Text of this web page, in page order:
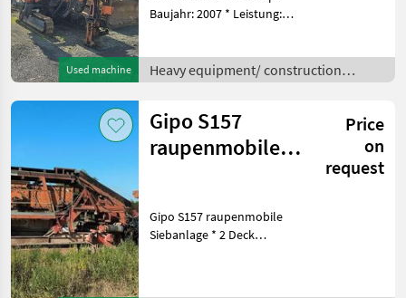
Used machine
Baujahr: 2007 * Leistung:
Heavy equipment/
construction machines
Heavy equipment/ construction
machines /
Gipo S157
raupenmobile
Price
on
request
Gipo S157 raupenmobile
Siebanlage * 2 Deck